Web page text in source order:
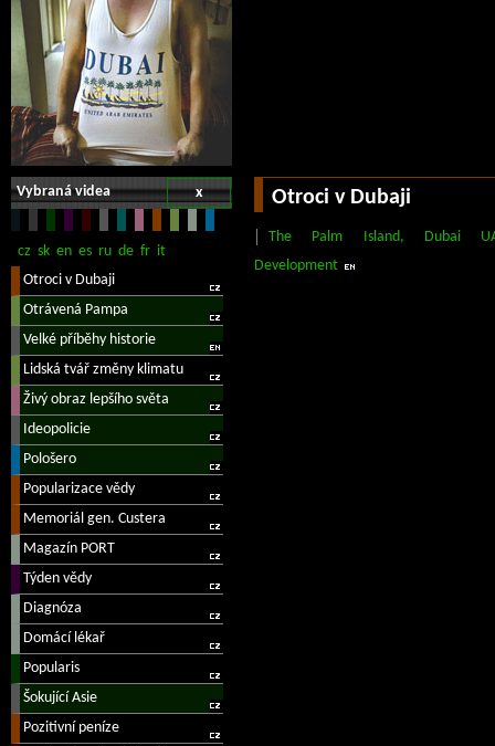
x
Vybraná videa Otroci v Dubaji
The Palm Island, Dubai
Development